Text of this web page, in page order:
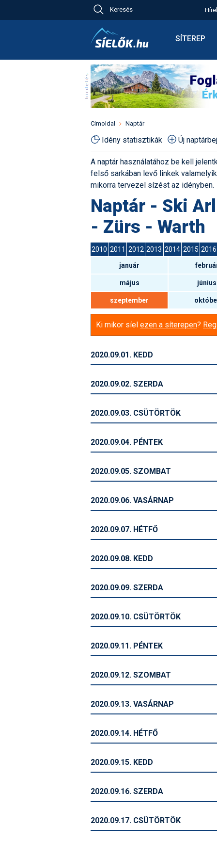
Keresés
SÍTEREP
Síbérletárak
Toplista
Havazás
Fotók
Címoldal Naptár
Idény statisztikák Új
A naptár használatához be kell
felső sarkában levő linkek
mikorra tervezel sízést az idényben.
Naptár - Ski
- Zürs - Warth
2010 2011 2012 2013 2014 2015 2016
január
május június
szeptember
Ki mikor síel ezen a síterepen?
2020.09.01. KEDD
2020.09.02. SZERDA
2020.09.03. CSÜTÖRTÖK
2020.09.04. PÉNTEK
2020.09.05. SZOMBAT
2020.09.06. VASÁRNAP
2020.09.07. HÉTFŐ
2020.09.08. KEDD
2020.09.09. SZERDA
2020.09.10. CSÜTÖRTÖK
2020.09.11. PÉNTEK
2020.09.12. SZOMBAT
2020.09.13. VASÁRNAP
2020.09.14. HÉTFŐ
2020.09.15. KEDD
2020.09.16. SZERDA
2020.09.17. CSÜTÖRTÖK